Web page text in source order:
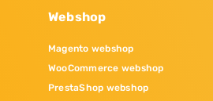
Webshop
Magento webshop
WooCommerce webshop
PrestaShop webshop